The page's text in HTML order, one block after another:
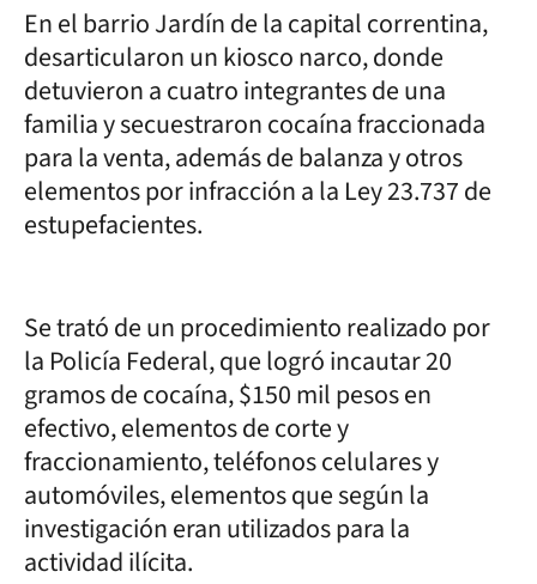
En el barrio Jardín de la capital correntina,
desarticularon un kiosco narco, donde
detuvieron a cuatro integrantes de una
familia y secuestraron cocaína fraccionada
para la venta, además de balanza y otros
elementos por infracción a la Ley 23.737 de
estupefacientes.
Se trató de un procedimiento realizado por
la Policía Federal, que logró incautar 20
gramos de cocaína, $150 mil pesos en
efectivo, elementos de corte y
fraccionamiento, teléfonos celulares y
automóviles, elementos que según la
investigación eran utilizados para la
actividad ilícita.